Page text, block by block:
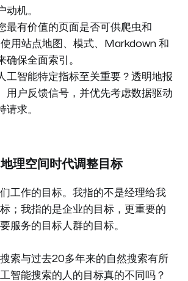
动机。
最有价值的页面是否可供爬虫和
用站点地图、模式、Markdown 和
确保全面索引。
工智能特定指标至关重要？透明地报
用户反馈信号，并优先考虑数据驱动
请求。
理空间时代调整目标
工作的目标。我指的不是经理给我
；我指的是企业的目标，更重要的
服务的目标人群的目标。
索与过去20多年来的自然搜索有所
智能搜索的人的目标真的不同吗？